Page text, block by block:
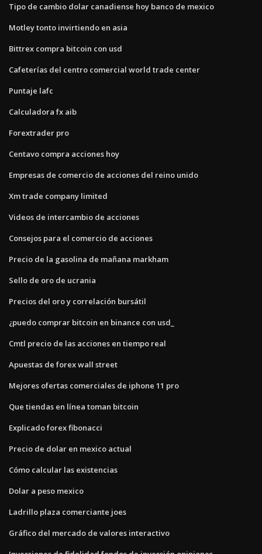
Tipo de cambio dolar canadiense hoy banco de mexico
Motley tonto invirtiendo en asia
Bittrex compra bitcoin con usd
Cafeterías del centro comercial world trade center
Puntaje lafc
Calculadora fx aib
Forextrader pro
Centavo compra acciones hoy
Empresas de comercio de acciones del reino unido
Xm trade company limited
Videos de intercambio de acciones
Consejos para el comercio de acciones
Precio de la gasolina de mañana markham
Sello de oro de ucrania
Precios del oro y correlación bursátil
¿puedo comprar bitcoin en binance con usd_
Cmtl precio de las acciones en tiempo real
Apuestas de forex wall street
Mejores ofertas comerciales de iphone 11 pro
Que tiendas en línea toman bitcoin
Explicado forex fibonacci
Precio de dolar en mexico actual
Cómo calcular las existencias
Dolar a peso mexico
Ladrillo plaza comerciante joes
Gráfico del mercado de valores interactivo